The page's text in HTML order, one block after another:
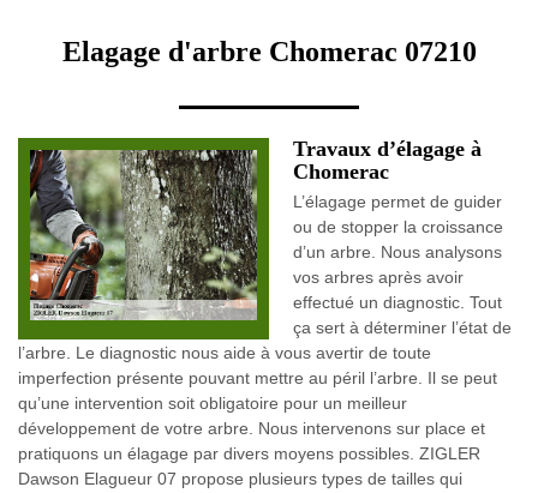
Elagage d'arbre Chomerac 07210
Travaux d’élagage à
Chomerac
L’élagage permet de guider
ou de stopper la croissance
d’un arbre. Nous analysons
vos arbres après avoir
effectué un diagnostic. Tout
ça sert à déterminer l’état de
l’arbre. Le diagnostic nous aide à vous avertir de toute
imperfection présente pouvant mettre au péril l’arbre. Il se peut
qu’une intervention soit obligatoire pour un meilleur
développement de votre arbre. Nous intervenons sur place et
pratiquons un élagage par divers moyens possibles. ZIGLER
Dawson Elagueur 07 propose plusieurs types de tailles qui